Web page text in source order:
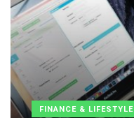
FINANCE & LIFESTYLE